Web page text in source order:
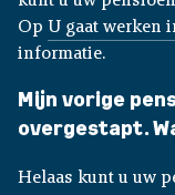
Op U gaat werken
informatie.
Mijn vorige
overgestapt.
Helaas kunt u uw